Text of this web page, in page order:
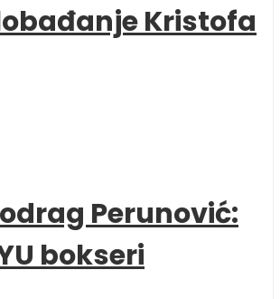
Kristofa
Perunović:
bokseri